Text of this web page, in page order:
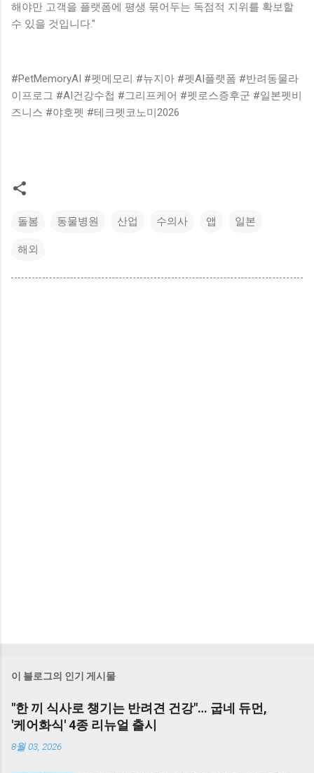
해야만 고객을 플랫폼에 평생 묶어두는 독점적 지위를 확보할
수 있을 것입니다."
#PetMemoryAI #펫메모리 #뉴지아 #펫AI플랫폼 #반려동물라
이프로그 #AI건강수첩 #그리프케어 #펫로스증후군 #일본펫비
즈니스 #야호펫 #테크펫코노미2026
돌봄 동물병원 산업 수의사 앱 일본
해외
이 블로그의 인기 게시물
"한 끼 식사로 챙기는 반려견 건강"… 굽네 듀먼,
'케어화식' 4종 리뉴얼 출시
8월 03, 2026